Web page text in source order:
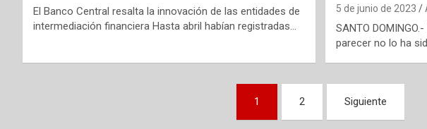
El Banco Central resalta la innovación de las entidades de
intermediación financiera Hasta abril habían registradas…
5 de junio de 2023
SANTO
parecer no lo ha
1 2 Siguiente